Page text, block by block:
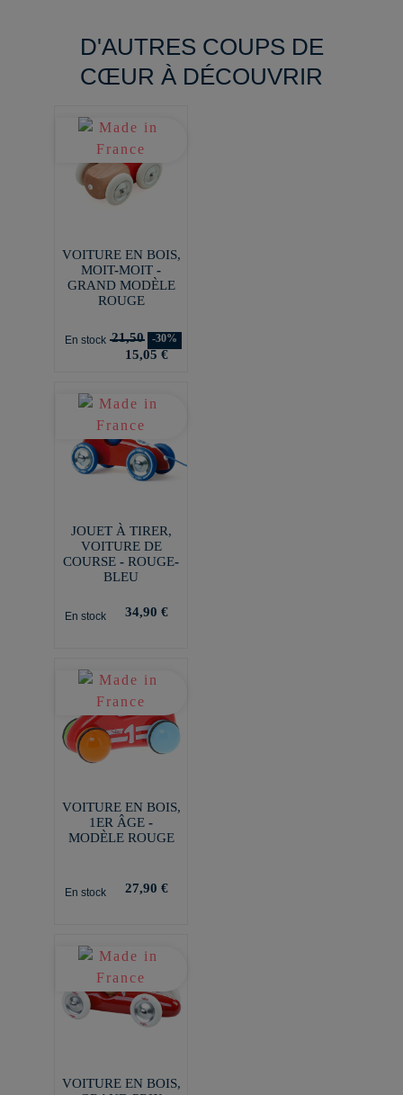
D'AUTRES COUPS DE
CŒUR À DÉCOUVRIR
VOITURE EN BOIS,
MOIT-MOIT -
GRAND MODÈLE
ROUGE
En stock 21,50 -30%
15,05 €
JOUET À TIRER,
VOITURE DE
COURSE - ROUGE-
BLEU
En stock 34,90 €
VOITURE EN BOIS,
1ER ÂGE -
MODÈLE ROUGE
En stock 27,90 €
VOITURE EN BOIS,